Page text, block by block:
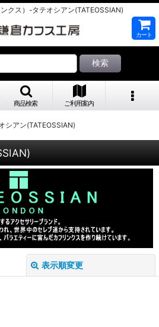
クス）-タテオシアン(TATEOSSIAN)
カート
検索
商品検索 ご利用案内
シアン(TATEOSSIAN)
表示順変更